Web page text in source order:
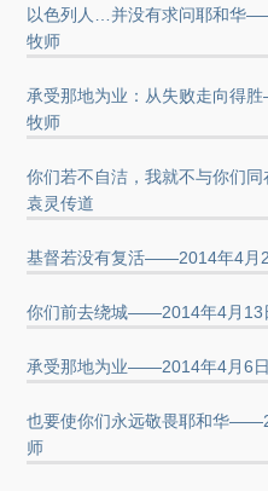
以色列人…并没有求问耶和华
牧师
承受那地为业：从失败走向得
牧师
你们若不自洁，我就不与你们
袁灵传道
基督若没有复活——2014年4月
你们前去绕城——2014年4月13
承受那地为业——2014年4月6
也要使你们永远敬畏耶和华
师